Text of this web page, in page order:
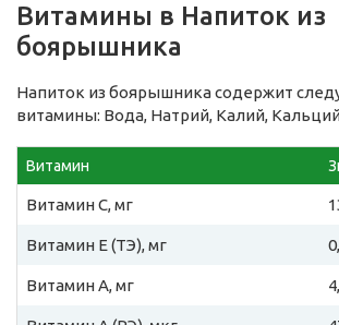
Витамины в Напиток из
боярышника
Напиток из боярышника содержит
витамины: Вода, Натрий, Калий,
Витамин
Витамин C, мг
Витамин E (ТЭ), мг
Витамин A, мг